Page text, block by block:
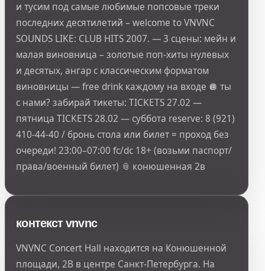
и тусим под самые любимые попсовые треки
последних десятилетий – welcome to VNVNC
SOUNDS LIKE: CLUB HITS 2007. — 3 сцены: мейн и
малая виновница – золотые поп-хиты нулевых
и десятых, ангар с классическим форматом
виновницы — free drink каждому на входе 🪩 ты
с нами? забирай тикеты: TICKETS 27.02 —
пятница TICKETS 28.02 — суббота reserve: 8 (921)
410-44-40 / бронь стола или билет = проход без
очереди! 23:00–07:00 fc/dc 18+ (возьми паспорт/
права/военный билет) 📎 конюшенная 2в
контекст vnvnc
VNVNC Concert Hall находится на Конюшенной
площади, 2В в центре Санкт-Петербурга. На